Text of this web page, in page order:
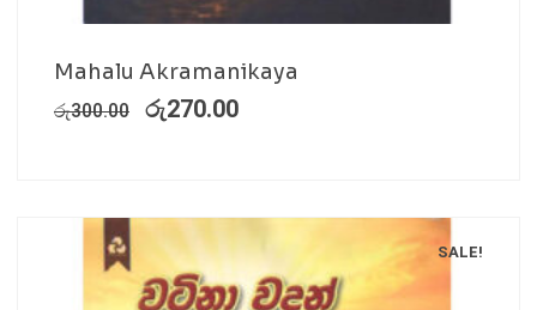
Mahalu Akramanikaya
රු300.00 රු270.00
SALE!